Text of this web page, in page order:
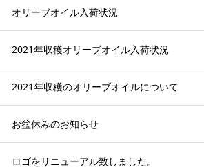
オリーブオイル入荷状況
2021年収穫オリーブオイル入荷状況
2021年収穫のオリーブオイルについて
お盆休みのお知らせ
ロゴをリニューアル致しました。